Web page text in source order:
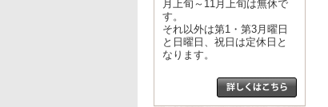
月上旬～11月上旬は無休で
す。
それ以外は第1・第3月曜日
と日曜日、祝日は定休日と
なります。